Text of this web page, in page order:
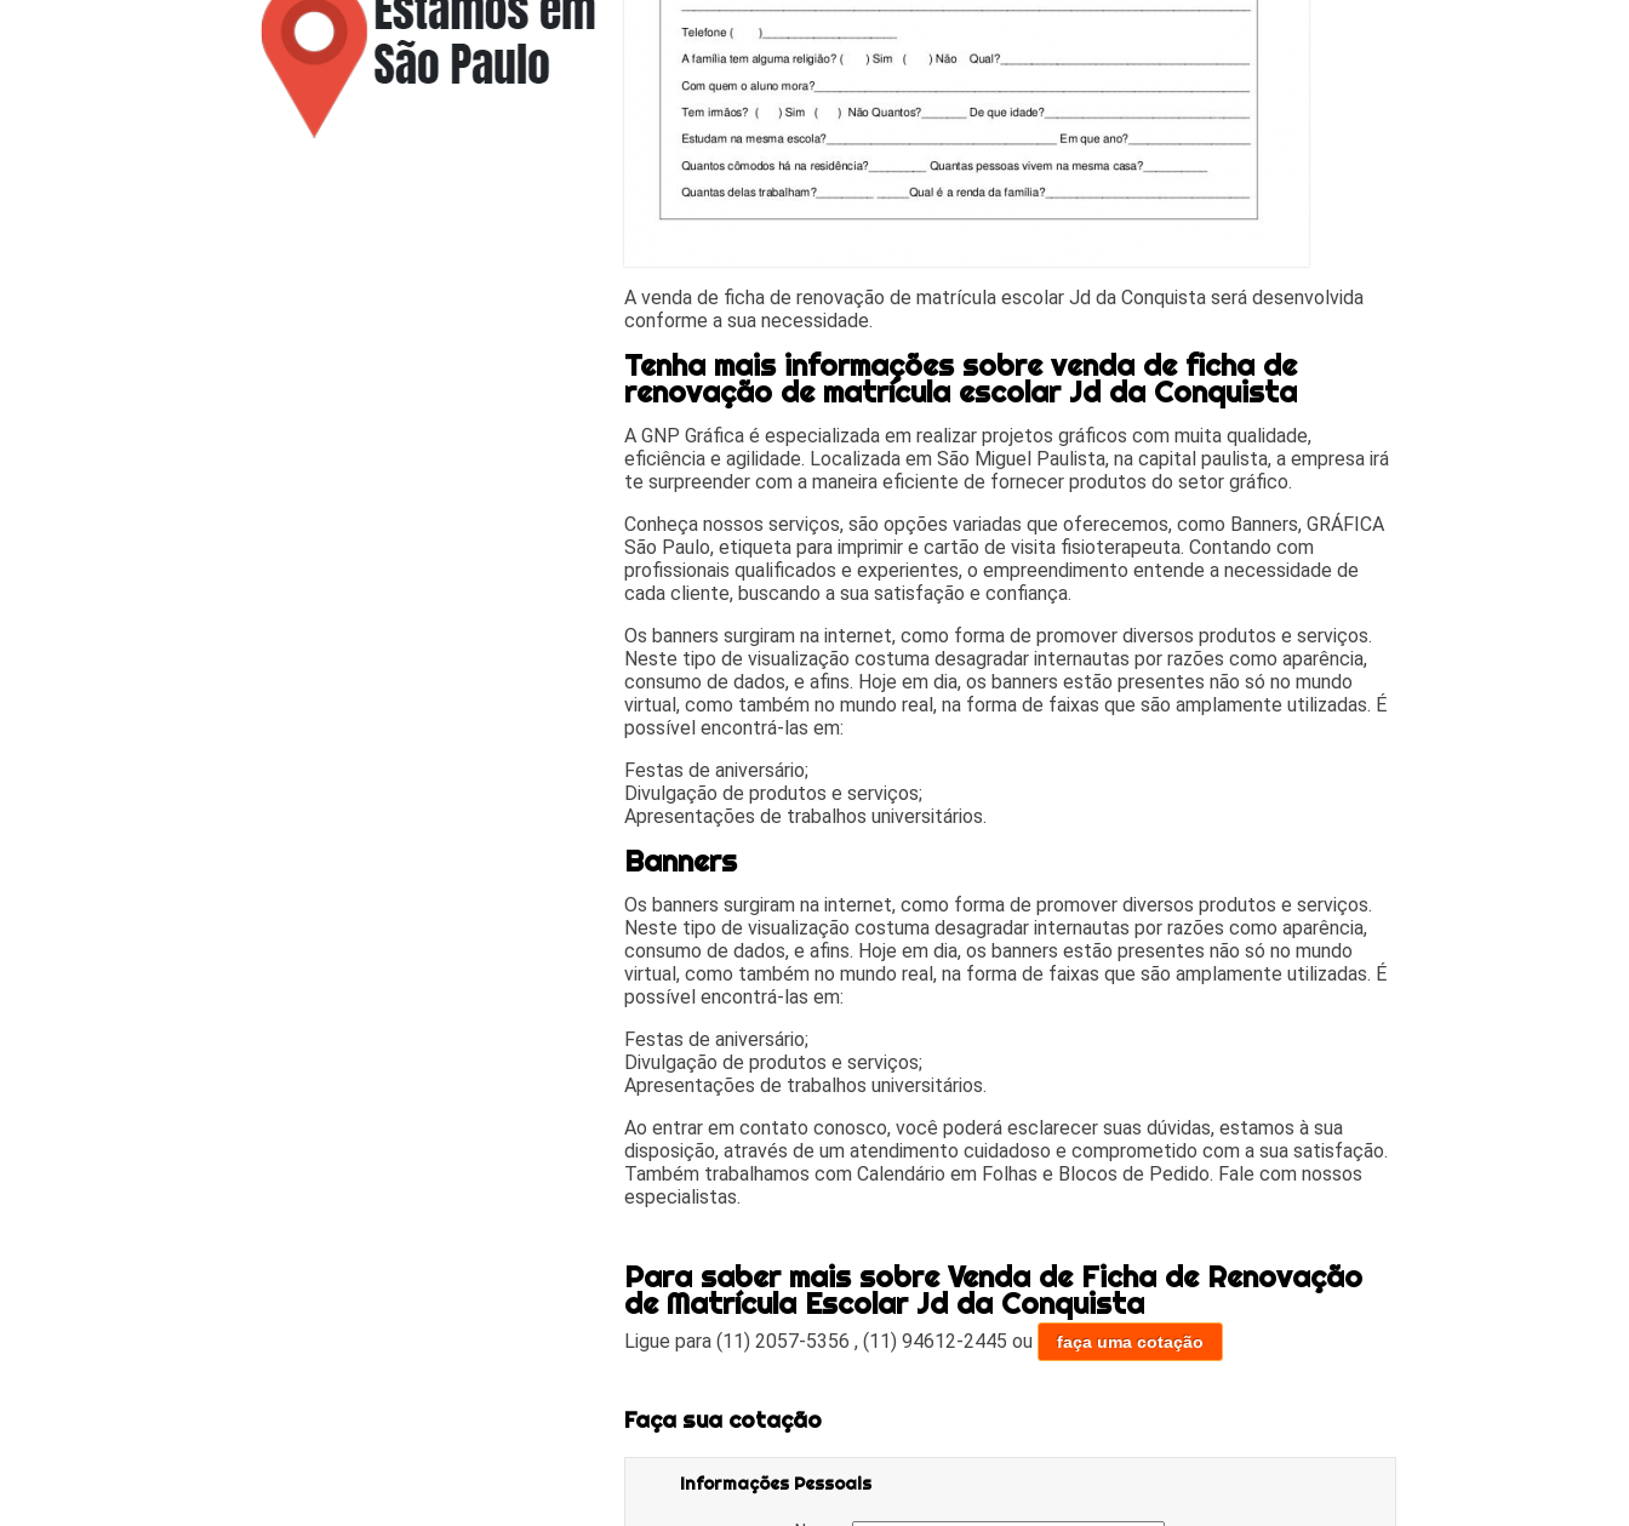
A venda de ficha de renovação de matrícula escolar Jd da Conquista será desenvolvida
conforme a sua necessidade.
Tenha mais informações sobre venda de ficha de
renovação de matrícula escolar Jd da Conquista
A GNP Gráfica é especializada em realizar projetos gráficos com muita qualidade,
eficiência e agilidade. Localizada em São Miguel Paulista, na capital paulista, a empresa irá
te surpreender com a maneira eficiente de fornecer produtos do setor gráfico.
Conheça nossos serviços, são opções variadas que oferecemos, como Banners, GRÁFICA
São Paulo, etiqueta para imprimir e cartão de visita fisioterapeuta. Contando com
profissionais qualificados e experientes, o empreendimento entende a necessidade de
cada cliente, buscando a sua satisfação e confiança.
Os banners surgiram na internet, como forma de promover diversos produtos e serviços.
Neste tipo de visualização costuma desagradar internautas por razões como aparência,
consumo de dados, e afins. Hoje em dia, os banners estão presentes não só no mundo
virtual, como também no mundo real, na forma de faixas que são amplamente utilizadas. É
possível encontrá-las em:
Festas de aniversário;
Divulgação de produtos e serviços;
Apresentações de trabalhos universitários.
Banners
Os banners surgiram na internet, como forma de promover diversos produtos e serviços.
Neste tipo de visualização costuma desagradar internautas por razões como aparência,
consumo de dados, e afins. Hoje em dia, os banners estão presentes não só no mundo
virtual, como também no mundo real, na forma de faixas que são amplamente utilizadas. É
possível encontrá-las em:
Festas de aniversário;
Divulgação de produtos e serviços;
Apresentações de trabalhos universitários.
Ao entrar em contato conosco, você poderá esclarecer suas dúvidas, estamos à sua
disposição, através de um atendimento cuidadoso e comprometido com a sua satisfação.
Também trabalhamos com Calendário em Folhas e Blocos de Pedido. Fale com nossos
especialistas.
Para saber mais sobre Venda de Ficha de Renovação
de Matrícula Escolar Jd da Conquista
Ligue para(11) 2057-5356 ,(11) 94612-2445 ou faça uma cotação
Faça sua cotação
Informações Pessoais